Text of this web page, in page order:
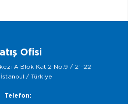
Ofisi
A Blok Kat:2 No:9 / 21-22
İstanbul / Türkiye
Telefon: